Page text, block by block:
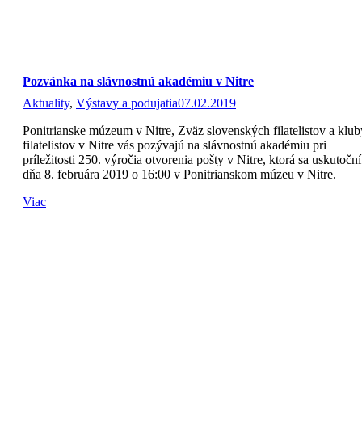
Pozvánka na slávnostnú akadémiu v Nitre
Aktuality, Výstavy a podujatia07.02.2019
Ponitrianske múzeum v Nitre, Zväz slovenských filatelistov a
filatelistov v Nitre vás pozývajú na slávnostnú akadémiu pri
príležitosti 250. výročia otvorenia pošty v Nitre, ktorá sa uskutoční
dňa 8. februára 2019 o 16:00 v Ponitrianskom múzeu v Nitre.
Viac